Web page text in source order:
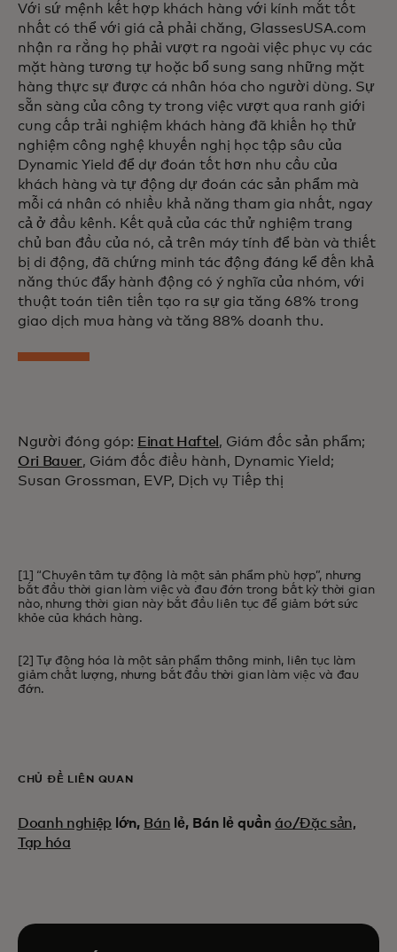
Với sứ mệnh kết hợp khách hàng với kính mắt tốt
nhất có thể với giá cả phải chăng, GlassesUSA.com
nhận ra rằng họ phải vượt ra ngoài việc phục vụ các
mặt hàng tương tự hoặc bổ sung sang những mặt
hàng thực sự được cá nhân hóa cho người dùng. Sự
sẵn sàng của công ty trong việc vượt qua ranh giới
cung cấp trải nghiệm khách hàng đã khiến họ thử
nghiệm công nghệ khuyến nghị học tập sâu của
Dynamic Yield để dự đoán tốt hơn nhu cầu của
khách hàng và tự động dự đoán các sản phẩm mà
mỗi cá nhân có nhiều khả năng tham gia nhất, ngay
cả ở đầu kênh. Kết quả của các thử nghiệm trang
chủ ban đầu của nó, cả trên máy tính để bàn và thiết
bị di động, đã chứng minh tác động đáng kể đến khả
năng thúc đẩy hành động có ý nghĩa của nhóm, với
thuật toán tiên tiến tạo ra sự gia tăng 68% trong
giao dịch mua hàng và tăng 88% doanh thu.
Người đóng góp: Einat Haftel , Giám đốc sản phẩm;
Ori Bauer, Giám đốc điều hành, Dynamic Yield;
Susan Grossman, EVP, Dịch vụ Tiếp thị
[1] “Chuyên tâm tự động là một sản phẩm phù hợp”, nhưng
bắt đầu thời gian làm việc và đau đớn trong bất kỳ thời gian
nào, nhưng thời gian này bắt đầu liên tục để giảm bớt sức
khỏe của khách hàng.
[2] Tự động hóa là một sản phẩm thông minh, liên tục làm
giảm chất lượng, nhưng bắt đầu thời gian làm việc và đau
đớn.
CHỦ ĐỀ LIÊN QUAN
Doanh nghiệp lớn, Bán lẻ, Bán lẻ quần áo/Đặc sản,
Tạp hóa